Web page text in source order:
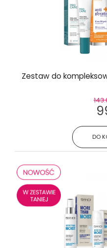
Zestaw do
DO